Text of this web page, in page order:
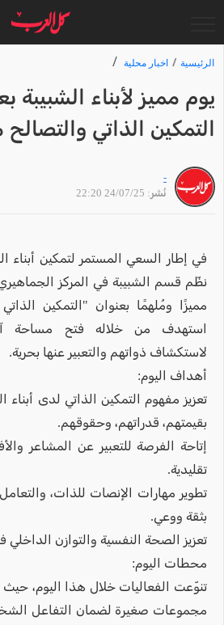
الرئيسية اخبار محلية
يوم مميز لأبناء الشبيبة
التمكين الذاتي
-
نُشر: 24/07/25 22:20
في إطار السعي المستمر لتمكين أبناء
نظّم قسم الشبيبة في المركز
مميزًا ومُلهمًا بعنوان "التمكين
استهدف من خلاله فتح مساحة
لاستكشاف ذواتهم والتعبير عنها بحرية.
أهداف اليوم:
تعزيز مفهوم التمكين الذاتي لدى أبناء
بقيمتهم، قدراتهم، وحقوقهم.
إتاحة الفرصة للتعبير عن المشاعر
تقليدية.
تطوير مهارات الإنصات للذات،
بثقة ووعي.
تعزيز الصحة النفسية والتوازن الداخلي
محطات اليوم:
تنوّعت الفعاليات خلال هذا اليوم، حيث
مجموعات صغيرة لضمان التفاعل